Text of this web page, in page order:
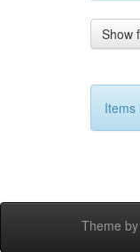
Show
Items
Theme by